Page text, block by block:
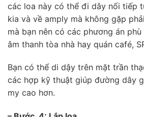
các loa này có thể đi dây nối tiếp
kia và về amply mà không gặp
mà bạn nên có các phương án
âm thanh tòa nhà hay quán café,
Bạn có thể di dậy trên mặt trần
các hợp kỹ thuật giúp đường dây
my cao hơn.